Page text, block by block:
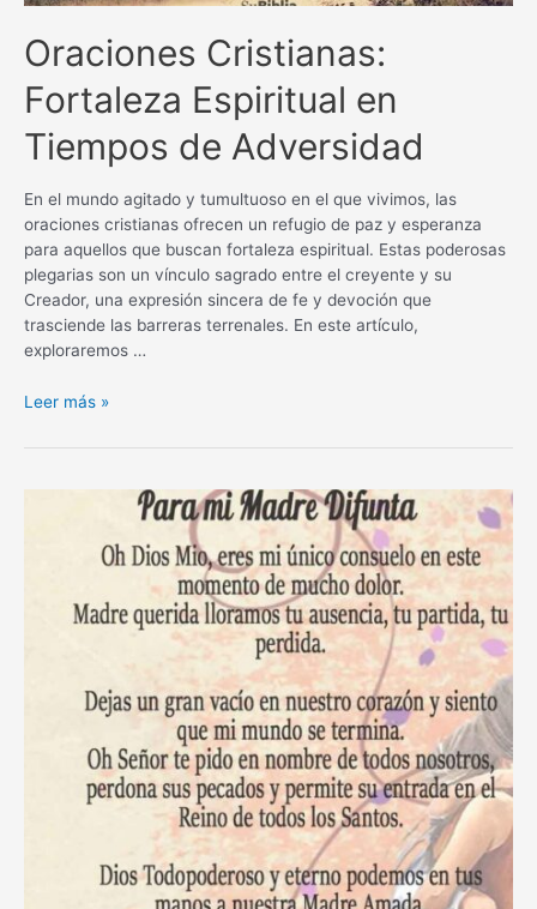
Oraciones Cristianas:
Fortaleza Espiritual en
Tiempos de Adversidad
En el mundo agitado y tumultuoso en el que vivimos, las
oraciones cristianas ofrecen un refugio de paz y esperanza
para aquellos que buscan fortaleza espiritual. Estas poderosas
plegarias son un vínculo sagrado entre el creyente y su
Creador, una expresión sincera de fe y devoción que
trasciende las barreras terrenales. En este artículo,
exploraremos …
Oraciones
Fortaleza
Leer más »